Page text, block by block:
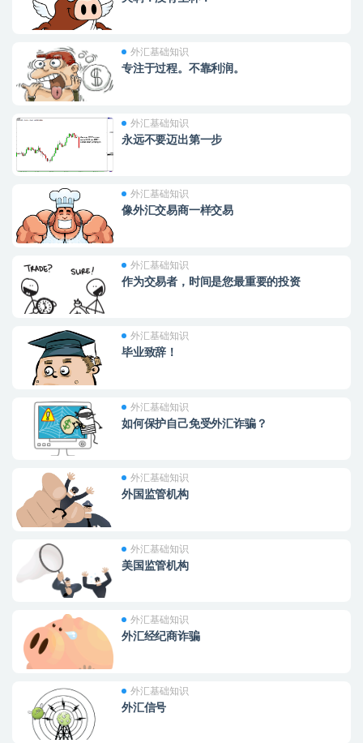
外汇基础知识
专注于过程。不靠利润。
外汇基础知识
永远不要迈出第一步
外汇基础知识
像外汇交易商一样交易
外汇基础知识
作为交易者，时间是您最重要的投资
外汇基础知识
毕业致辞！
外汇基础知识
如何保护自己免受外汇诈骗？
外汇基础知识
外国监管机构
外汇基础知识
美国监管机构
外汇基础知识
外汇经纪商诈骗
外汇基础知识
外汇信号